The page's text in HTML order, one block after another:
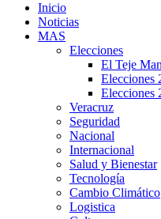
Inicio
Noticias
MAS
Elecciones
El Teje
Elecciones
Elecciones
Veracruz
Seguridad
Nacional
Internacional
Salud y Bienestar
Tecnología
Cambio Climático
Logistica